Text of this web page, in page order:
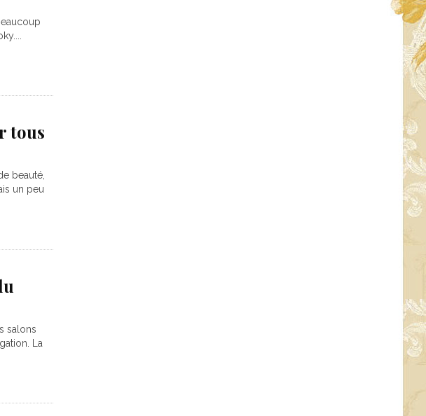
tous
beauté,
un peu
salons
La